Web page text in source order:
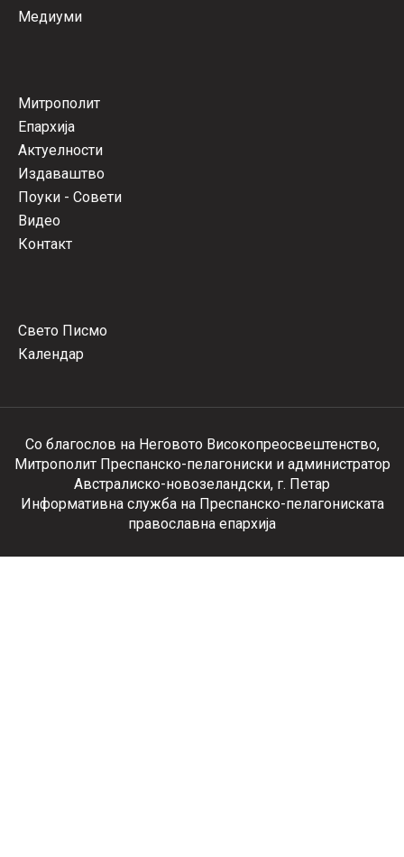
Медиуми
Митрополит
Епархија
Актуелности
Издаваштво
Поуки - Совети
Видео
Контакт
Свето Писмо
Календар
Со благослов на Неговото Високопреосвештенство,
Митрополит Преспанско-пелагониски и администратор
Австралиско-новозеландски, г. Петар
Информативна служба на Преспанско-пелагониската
православна епархија